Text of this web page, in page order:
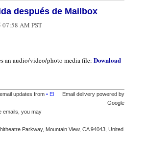
después de Mailbox
07:58 AM PST
an audio/video/photo media file: Download
updates from • El
emails, you may
Email delivery powered by
Google
Parkway, Mountain View, CA 94043, United